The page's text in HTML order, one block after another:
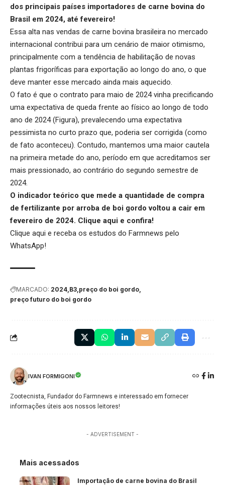
dos principais países importadores de carne bovina do
Brasil em 2024, até fevereiro!
Essa alta nas vendas de carne bovina brasileira no mercado
internacional contribui para um cenário de maior otimismo,
principalmente com a tendência de habilitação de novas
plantas frigoríficas para exportação ao longo do ano, o que
deve manter esse mercado ainda mais aquecido.
O fato é que o contrato para maio de 2024 vinha precificando
uma expectativa de queda frente ao físico ao longo de todo
ano de 2024 (Figura), prevalecendo uma expectativa
pessimista no curto prazo que, poderia ser corrigida (como
de fato aconteceu). Contudo, mantemos uma maior cautela
na primeira metade do ano, período em que acreditamos ser
mais pressionado, ao contrário do segundo semestre de
2024.
O indicador teórico que mede a quantidade de compra
de fertilizante por arroba de boi gordo voltou a cair em
fevereiro de 2024. Clique aqui e confira!
Clique aqui e receba os estudos do Farmnews pelo
WhatsApp!
MARCADO: 2024 B3 preço do boi gordo
preço futuro do boi gordo
IVAN FORMIGONI
Zootecnista, Fundador do Farmnews e interessado em fornecer
informações úteis aos nossos leitores!
- ADVERTISEMENT -
Mais acessados
Importação de carne bovina do Brasil